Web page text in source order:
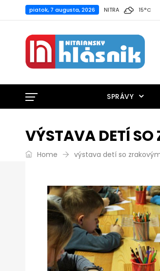
piatok, 7 augusta, 2026 NITRA 15°C
SPRÁVY
VÝSTAVA DETÍ
Home výstava detí so